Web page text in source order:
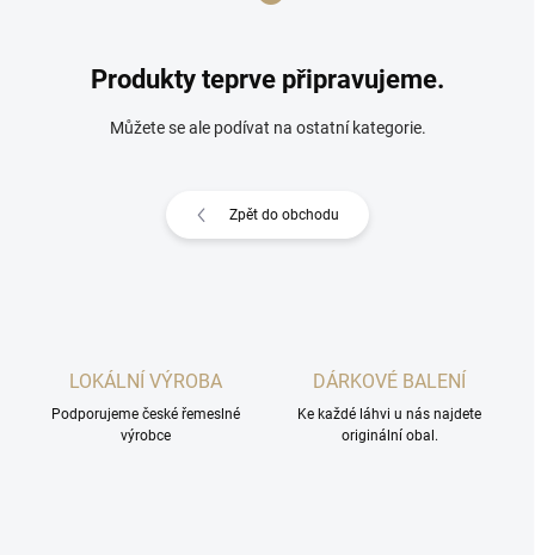
Produkty teprve připravujeme.
Můžete se ale podívat na ostatní kategorie.
Zpět do obchodu
LOKÁLNÍ VÝROBA
Podporujeme české řemeslné
výrobce
DÁRKOVÉ BALENÍ
Ke každé láhvi u nás najdete
originální obal.